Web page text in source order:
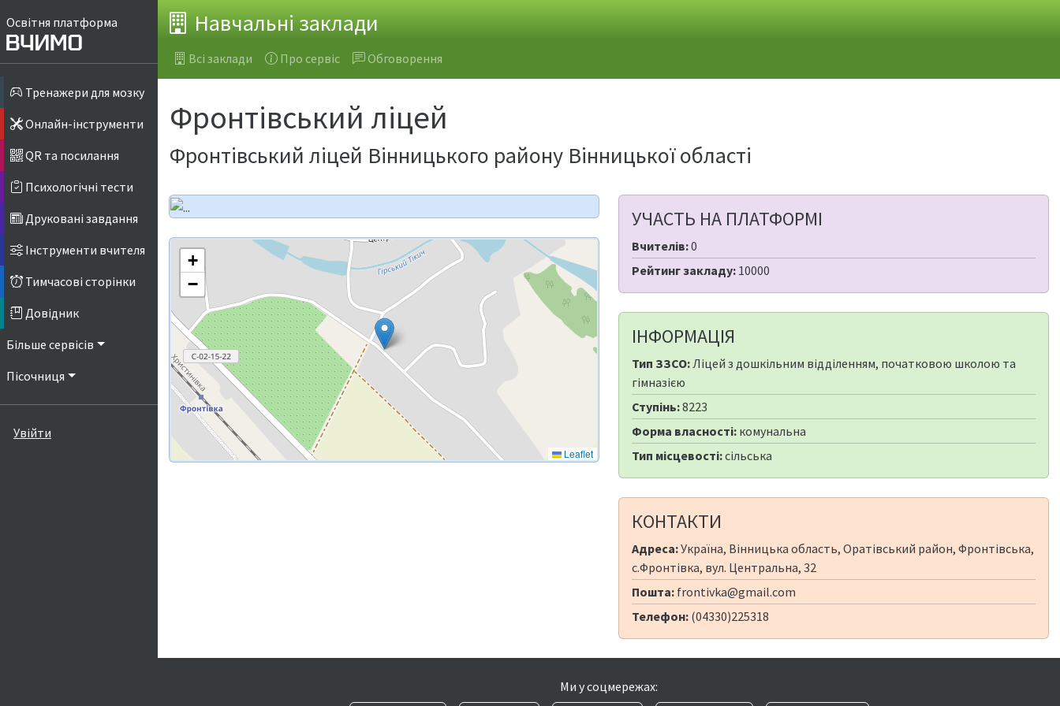
Освітня платформа
Тренажери для мозку
Онлайн-інструменти
QR та посилання
Психологічні тести
Друковані завдання
Інструменти вчителя
Тимчасові сторінки
Довідник
Більше сервісів
Пісочниця
Увійти
Навчальні заклади
Всі заклади Про сервіс Обговорення
Фронтівський ліцей
Фронтівський ліцей Вінницького району Вінницької області
+
−
Leaflet
УЧАСТЬ НА ПЛАТФОРМІ
Вчителів:0
Рейтинг закладу: 10000
ІНФОРМАЦІЯ
Тип ЗЗСО:Ліцей з дошкільним відділенням, початковою школою та
гімназією
Ступінь:8223
Форма власності: комунальна
Тип місцевості:сільська
КОНТАКТИ
Адреса:Україна, Вінницька область, Оратівський район, Фронтівська,
с.Фронтівка, вул. Центральна, 32
Пошта: frontivka@gmail.com
Телефон: (04330)225318
Ми у соцмережах: